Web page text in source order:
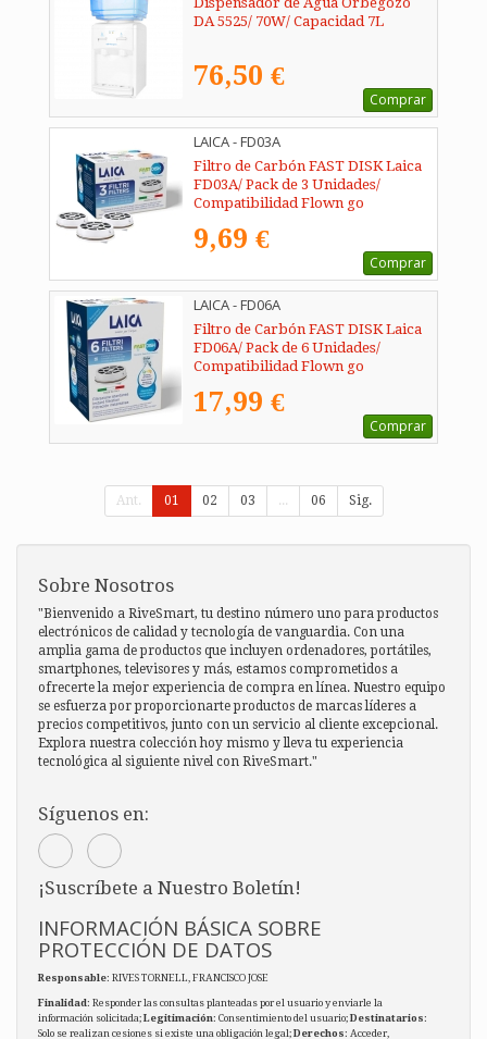
DA 5525/ 70W/ Capacidad 7L
76,50 €
Comprar
LAICA - FD03A
Filtro de Carbón FAST DISK Laica
FD03A/ Pack de 3 Unidades/
Compatibilidad Flown go
9,69 €
Comprar
LAICA - FD06A
Filtro de Carbón FAST DISK Laica
FD06A/ Pack de 6 Unidades/
Compatibilidad Flown go
17,99 €
Comprar
Ant. 01 02 03 ... 06 Sig.
Sobre Nosotros
"Bienvenido a RiveSmart, tu destino número uno para productos
electrónicos de calidad y tecnología de vanguardia. Con una
amplia gama de productos que incluyen ordenadores, portátiles,
smartphones, televisores y más, estamos comprometidos a
ofrecerte la mejor experiencia de compra en línea. Nuestro equipo
se esfuerza por proporcionarte productos de marcas líderes a
precios competitivos, junto con un servicio al cliente excepcional.
Explora nuestra colección hoy mismo y lleva tu experiencia
tecnológica al siguiente nivel con RiveSmart."
Síguenos en:
¡Suscríbete a Nuestro Boletín!
INFORMACIÓN BÁSICA SOBRE
PROTECCIÓN DE DATOS
Responsable: RIVES TORNELL, FRANCISCO JOSE
Finalidad: Responder las consultas planteadas por el usuario y enviarle la
información solicitada;Legitimación: Consentimiento del usuario;Destinatarios:
Solo se realizan cesiones si existe una obligación legal;Derechos: Acceder,